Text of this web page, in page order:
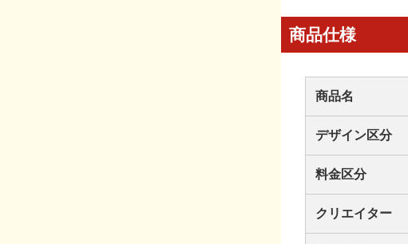
商品仕様
商品名
デザイン区分
料金区分
クリエイター